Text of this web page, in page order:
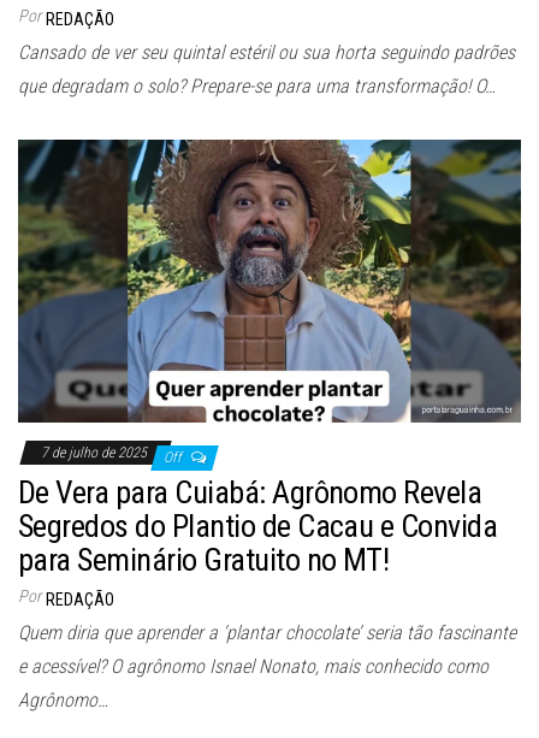
Por REDAÇÃO
Cansado de ver seu quintal estéril ou sua horta seguindo padrões
que degradam o solo? Prepare-se para uma transformação! O…
7 de julho de 2025 Off
De Vera para Cuiabá: Agrônomo Revela
Segredos do Plantio de Cacau e Convida
para Seminário Gratuito no MT!
Por REDAÇÃO
Quem diria que aprender a ‘plantar chocolate’ seria tão fascinante
e acessível? O agrônomo Isnael Nonato, mais conhecido como
Agrônomo…